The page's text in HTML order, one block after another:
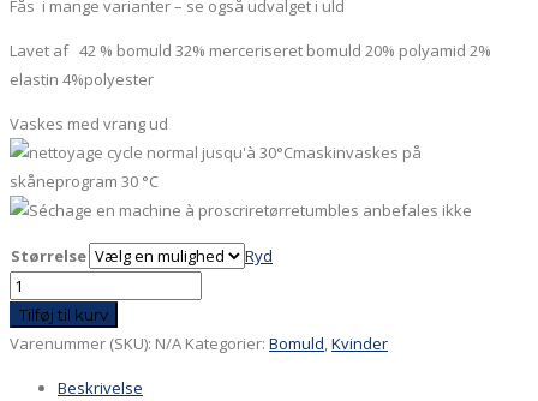
Fås i mange varianter – se også udvalget i uld
Lavet af 42 % bomuld 32% merceriseret bomuld 20% polyamid 2%
elastin 4%polyester
Vaskes med vrang ud
maskinvaskes på
skåneprogram 30 °C
tørretumbles anbefales ikke
Størrelse
Ryd
Rød
japansk
karpe
Tilføj til kurv
Varenummer (SKU): N/A Kategorier: Bomuld Kvinder
Beskrivelse